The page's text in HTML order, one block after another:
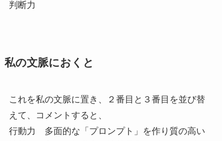
判断力
私の文脈におくと
これを私の文脈に置き、２番目と３番目を並び替
えて、コメントすると、
行動力 多面的な「プロンプト」を作り質の高い